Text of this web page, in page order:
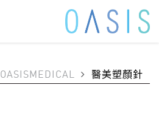
OASISMEDICAL 醫美塑顏針